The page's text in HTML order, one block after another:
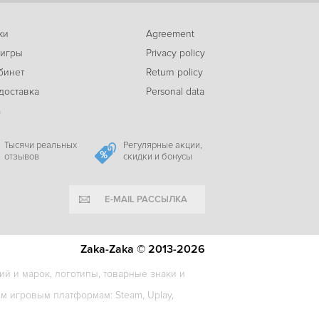
Agreement
Privacy policy
Return policy
Personal data
Тысячи реальных
отзывов
Регулярные акции,
скидки и бонусы
E-MAIL РАССЫЛКА
и марок, логотипы, товарные знаки и
игровым платформам: Steam, Uplay,
Zaka-Zaka © 2013-2026